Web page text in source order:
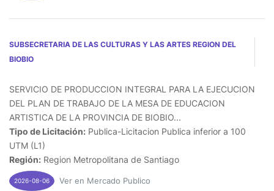
SUBSECRETARIA DE LAS CULTURAS Y LAS ARTES REGION DEL
BIOBIO
SERVICIO DE PRODUCCION INTEGRAL PARA LA EJECUCION
DEL PLAN DE TRABAJO DE LA MESA DE EDUCACION
ARTISTICA DE LA PROVINCIA DE BIOBIO...
Tipo de Licitación: Publica-Licitacion Publica inferior a 100
UTM (L1)
Región: Region Metropolitana de Santiago
2026-08-06 Ver en Mercado Publico